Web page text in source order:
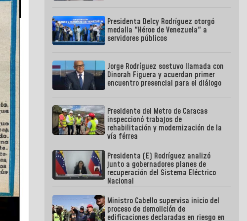
Presidenta Delcy Rodríguez otorgó
medalla "Héroe de Venezuela" a
servidores públicos
Jorge Rodríguez sostuvo llamada con
Dinorah Figuera y acuerdan primer
encuentro presencial para el diálogo
Presidente del Metro de Caracas
inspeccionó trabajos de
rehabilitación y modernización de la
vía férrea
Presidenta (E) Rodríguez analizó
junto a gobernadores planes de
recuperación del Sistema Eléctrico
Nacional
Ministro Cabello supervisa inicio del
proceso de demolición de
edificaciones declaradas en riesgo en